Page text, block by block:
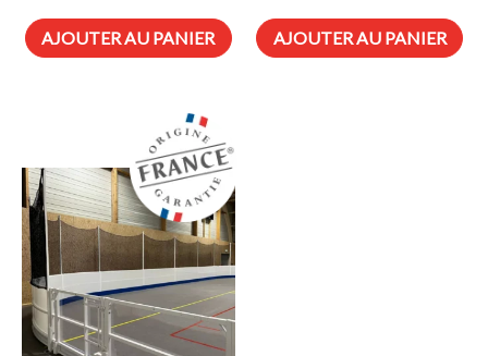
AJOUTER AU PANIER AJOUTER AU PANIER